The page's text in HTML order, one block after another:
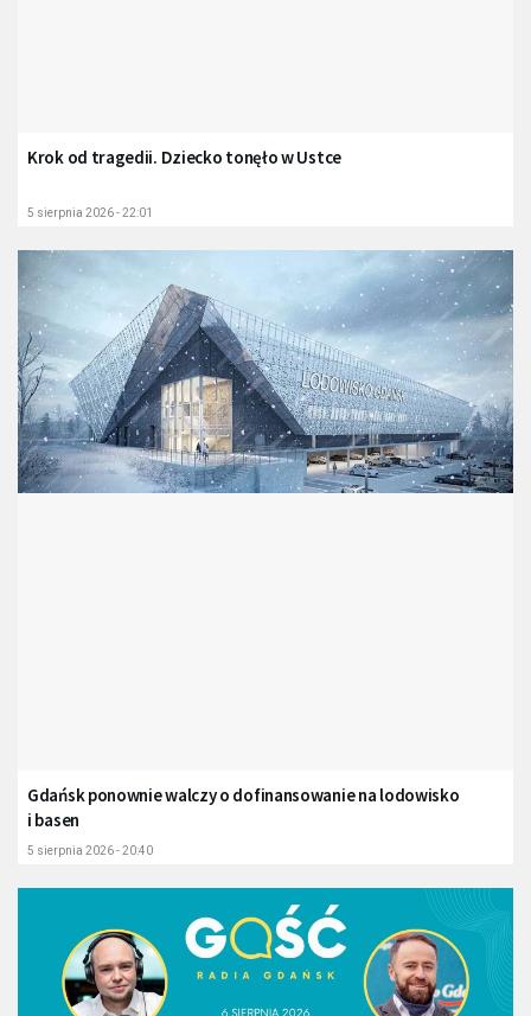
Krok od tragedii. Dziecko tonęło w Ustce
5 sierpnia 2026 - 22:01
Gdańsk ponownie walczy o dofinansowanie na lodowisko
i basen
5 sierpnia 2026 - 20:40